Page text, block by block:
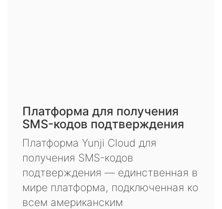
Платформа для получения
SMS-кодов подтверждения
Платформа Yunji Cloud для
получения SMS-кодов
подтверждения — единственная в
мире платформа, подключенная ко
всем американским